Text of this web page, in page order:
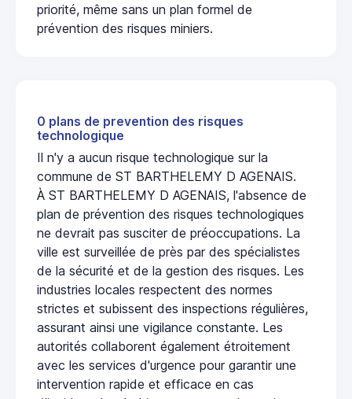
priorité, même sans un plan formel de
prévention des risques miniers.
0 plans de prevention des risques
technologique
Il n'y a aucun risque technologique sur la
commune de ST BARTHELEMY D AGENAIS.
À ST BARTHELEMY D AGENAIS, l'absence de
plan de prévention des risques technologiques
ne devrait pas susciter de préoccupations. La
ville est surveillée de près par des spécialistes
de la sécurité et de la gestion des risques. Les
industries locales respectent des normes
strictes et subissent des inspections régulières,
assurant ainsi une vigilance constante. Les
autorités collaborent également étroitement
avec les services d'urgence pour garantir une
intervention rapide et efficace en cas